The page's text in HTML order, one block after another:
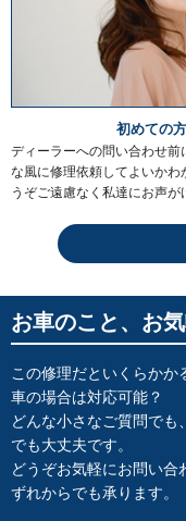
初めての
ディーラーへの問い合わせ
な風に修理依頼してよいか
うぞご遠慮なく私達にお声が
お車のこと、 お
この修理だといくらか
車の場合は対応可能？
どんな小さなご質問で
でも大丈夫です。
どうぞお気軽にお問い
ずれからでも承ります。